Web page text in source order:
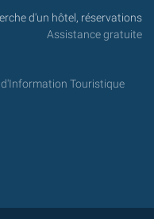
d'un hôtel, réservations
Assistance gratuite
Touristique